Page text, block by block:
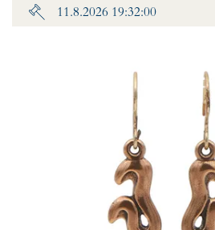
11.8.2026 19:32:00